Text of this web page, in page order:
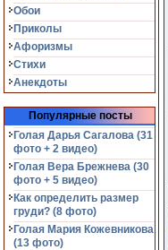
Обои
Приколы
Афоризмы
Стихи
Анекдоты
Популярные посты
Голая Дарья Сагалова (31
фото + 2 видео)
Голая Вера Брежнева (30
фото + 5 видео)
Как определить размер
груди? (8 фото)
Голая Мария Кожевникова
(13 фото)